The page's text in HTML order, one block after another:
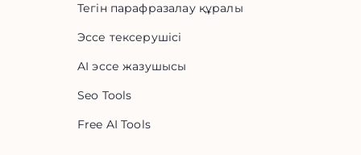
Тегін парафразалау құралы
Эссе тексерушісі
AI эссе жазушысы
Seo Tools
Free AI Tools